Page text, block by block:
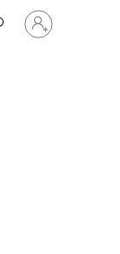
Vpišite
se